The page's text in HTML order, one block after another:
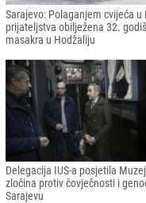
Sarajevo: Polaganjem cvijeća u
prijateljstva obilježena 32.
masakra u Hodžaliju
Delegacija IUS-a posjetila Muzej
zločina protiv čovječnosti i
Sarajevu